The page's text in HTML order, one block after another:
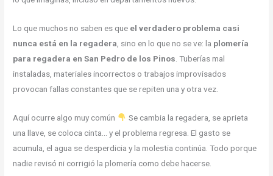
Lo que muchos no saben es que el verdadero problema casi
nunca está en la regadera , sino en lo que no se ve: la plomería
para regadera en San Pedro de los Pinos . Tuberías mal
instaladas, materiales incorrectos o trabajos improvisados
provocan fallas constantes que se repiten una y otra vez.
Aquí ocurre algo muy común
Se cambia la regadera, se aprieta
una llave, se coloca cinta… y el problema regresa. El gasto se
acumula, el agua se desperdicia y la molestia continúa. Todo porque
nadie revisó ni corrigió la plomería como debe hacerse.